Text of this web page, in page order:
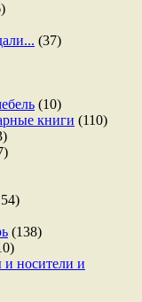
(37)
(10)
книги (110)
(138)
носители и